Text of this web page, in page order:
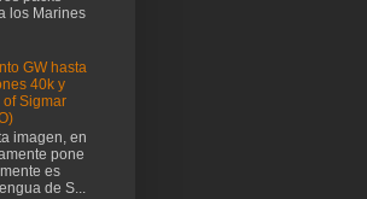
los Marines
GW hasta
40k y
of Sigmar
imagen, en
pone
es
de S...